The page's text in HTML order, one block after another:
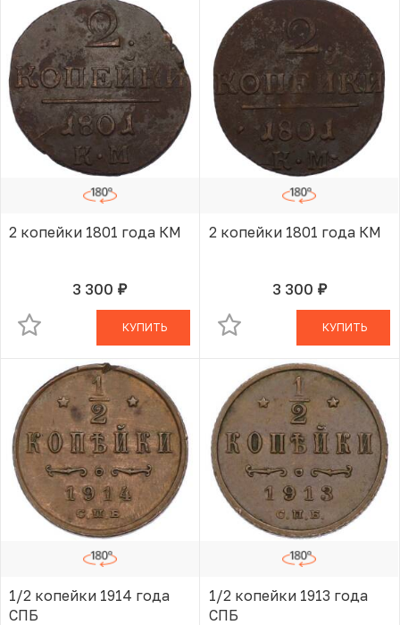
2 копейки 1801 года КМ
3 300 руб.
В КОРЗИНЕ
КУПИТЬ
2 копейки 1801 года КМ
3 300 руб.
В КОРЗИНЕ
КУПИТЬ
1/2 копейки 1914 года
СПБ
1/2 копейки 1913 года
СПБ